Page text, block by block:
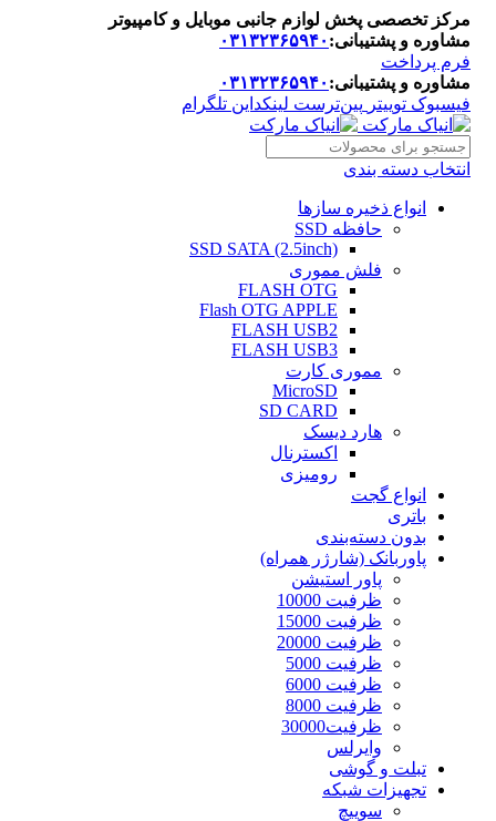
مرکز تخصصی پخش لوازم جانبی موبایل و کامپیوتر
مشاوره و پشتیبانی: ۰۳۱۳۲۳۶۵۹۴۰
فرم پرداخت
مشاوره و پشتیبانی: ۰۳۱۳۲۳۶۵۹۴۰
فیسبوک توییتر پین‌ترست لینکداین تلگرام
انتخاب دسته بندی
انواع ذخیره سازها
حافظه SSD
SSD SATA (2.5inch)
فلش مموری
FLASH OTG
Flash OTG APPLE
FLASH USB2
FLASH USB3
مموری کارت
MicroSD
SD CARD
هارد دیسک
اکسترنال
رومیزی
انواع گجت
باتری
بدون دسته‌بندی
پاوربانک (شارژر همراه)
پاور استیشن
ظرفیت 10000
ظرفیت 15000
ظرفیت 20000
ظرفیت 5000
ظرفیت 6000
ظرفیت 8000
ظرفیت30000
وایرلس
تبلت و گوشی
تجهیزات شبکه
سوییچ